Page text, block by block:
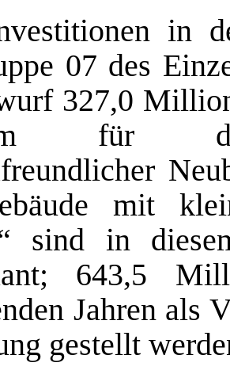
in
07 des
327,0
für das
mit
sind in
643,5
Jahren als
gestellt